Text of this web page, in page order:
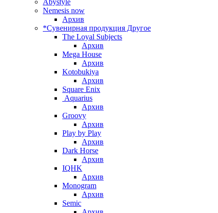
Nemesis now
Архив
*Сувенирная продукция Другое
The Loyal Subjects
Архив
Mega House
Архив
Kotobukiya
Архив
Square Enix
Aquarius
Архив
Groovy
Архив
Play by Play
Архив
Dark Horse
Архив
IQHK
Архив
Monogram
Архив
Semic